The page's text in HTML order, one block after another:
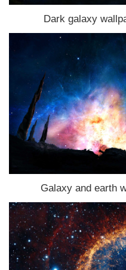
Dark galaxy
Galaxy and earth